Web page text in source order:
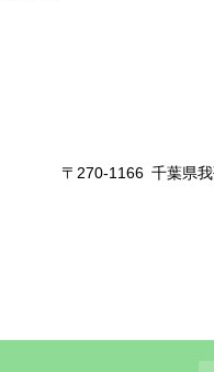
〒270-1166 千葉県